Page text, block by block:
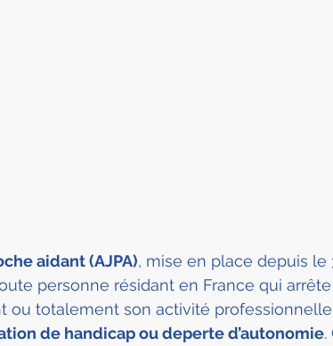
aidant (AJPA), mise en place depuis le
personne résidant en France qui arrête
ou totalement son activité
de handicap ou deperte d’autonomie.